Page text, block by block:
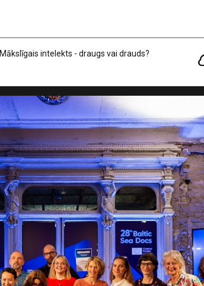
Mākslīgais intelekts - draugs vai drauds?